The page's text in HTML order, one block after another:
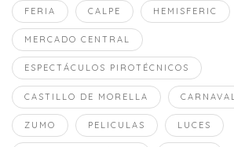
FERIA CALPE HEMISFERIC
MERCADO CENTRAL
ESPECTÁCULOS PIROTÉCNICOS
CASTILLO DE MORELLA
ZUMO PELICULAS LUCES